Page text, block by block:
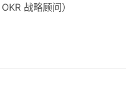
战略顾问）